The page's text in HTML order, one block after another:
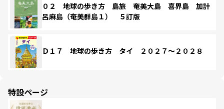
０２ 地球の歩き方 島旅 奄美大島 喜界島 加計
呂麻島（奄美群島１） ５訂版
Ｄ１７ 地球の歩き方 タイ ２０２７～２０２８
特設ページ